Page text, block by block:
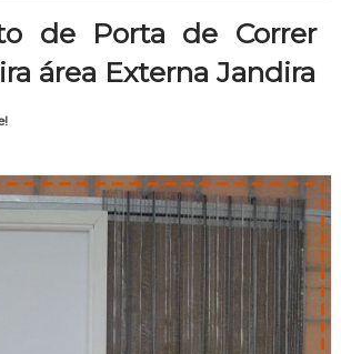
de Porta de Correr
área Externa Jandira